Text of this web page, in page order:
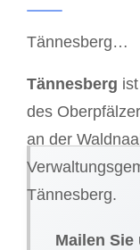
Tännesberg…
Tännesberg
des
an der
Tännesberg.
Mailen Sie